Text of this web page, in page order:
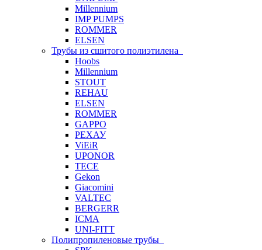
Millennium
IMP PUMPS
ROMMER
ELSEN
Трубы из сшитого полиэтилена
Hoobs
Millennium
STOUT
REHAU
ELSEN
ROMMER
GAPPO
РЕХАУ
ViEiR
UPONOR
TECE
Gekon
Giacomini
VALTEC
BERGERR
ICMA
UNI-FITT
Полипропиленовые трубы